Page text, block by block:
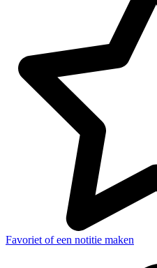
Favoriet of een notitie maken